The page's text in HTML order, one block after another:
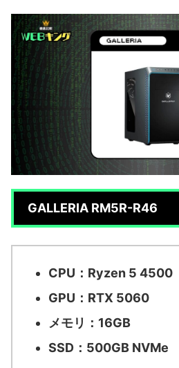
GALLERIA RM5R-R46
CPU：Ryzen 5 4500
GPU：RTX 5060
メモリ：16GB
SSD：500GB NVMe